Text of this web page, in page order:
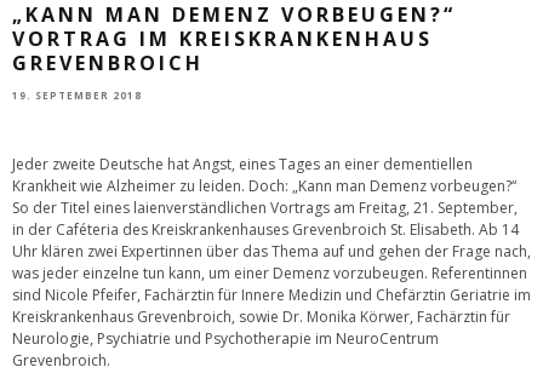
„KANN MAN DEMENZ VORBEUGEN?“
VORTRAG IM KREISKRANKENHAUS
GREVENBROICH
19. SEPTEMBER 2018
Jeder zweite Deutsche hat Angst, eines Tages an einer dementiellen
Krankheit wie Alzheimer zu leiden. Doch: „Kann man Demenz vorbeugen?“
So der Titel eines laienverständlichen Vortrags am Freitag, 21. September,
in der Caféteria des Kreiskrankenhauses Grevenbroich St. Elisabeth. Ab 14
Uhr klären zwei Expertinnen über das Thema auf und gehen der Frage nach,
was jeder einzelne tun kann, um einer Demenz vorzubeugen. Referentinnen
sind Nicole Pfeifer, Fachärztin für Innere Medizin und Chefärztin Geriatrie im
Kreiskrankenhaus Grevenbroich, sowie Dr. Monika Körwer, Fachärztin für
Neurologie, Psychiatrie und Psychotherapie im NeuroCentrum
Grevenbroich.